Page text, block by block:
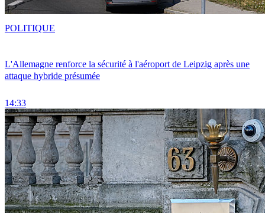
L'Allemagne renforce la sécurité à l'aéroport de Leipzig après une
attaque hybride présumée
14:33
POLITIQUE